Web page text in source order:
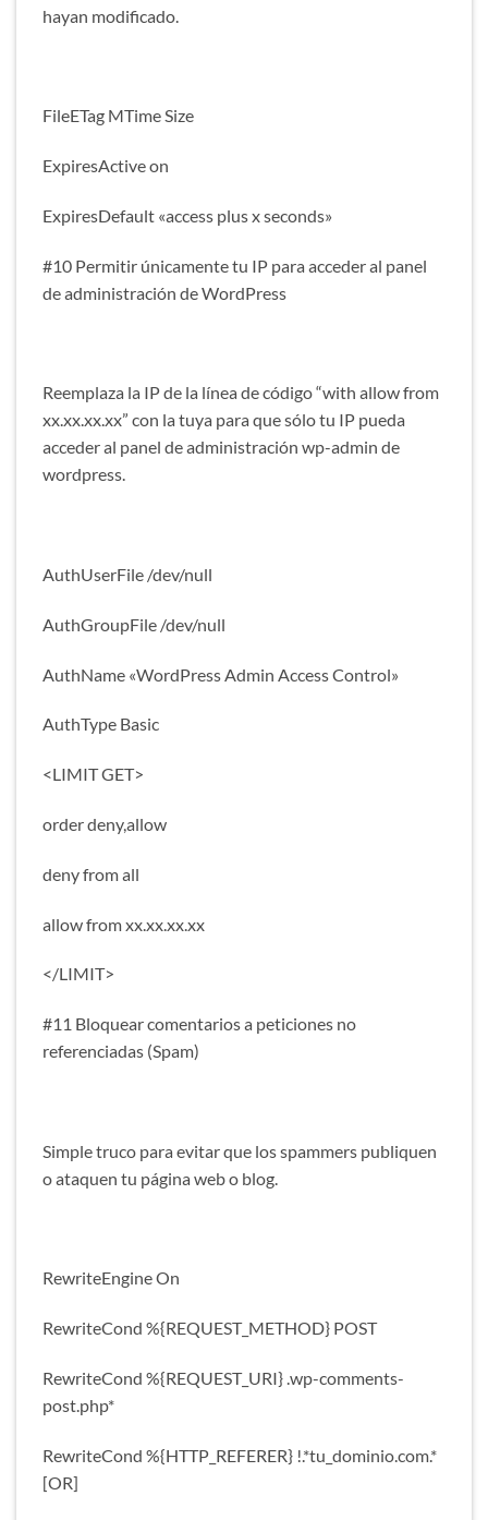
hayan modificado.
FileETag MTime Size
ExpiresActive on
ExpiresDefault «access plus x seconds»
#10 Permitir únicamente tu IP para acceder al panel
de administración de WordPress
Reemplaza la IP de la línea de código “with allow from
xx.xx.xx.xx” con la tuya para que sólo tu IP pueda
acceder al panel de administración wp-admin de
wordpress.
AuthUserFile /dev/null
AuthGroupFile /dev/null
AuthName «WordPress Admin Access Control»
AuthType Basic
<LIMIT GET>
order deny,allow
deny from all
allow from xx.xx.xx.xx
</LIMIT>
#11 Bloquear comentarios a peticiones no
referenciadas (Spam)
Simple truco para evitar que los spammers publiquen
o ataquen tu página web o blog.
RewriteEngine On
RewriteCond %{REQUEST_METHOD} POST
RewriteCond %{REQUEST_URI} .wp-comments-
post.php*
RewriteCond %{HTTP_REFERER} !.*tu_dominio.com.*
[OR]